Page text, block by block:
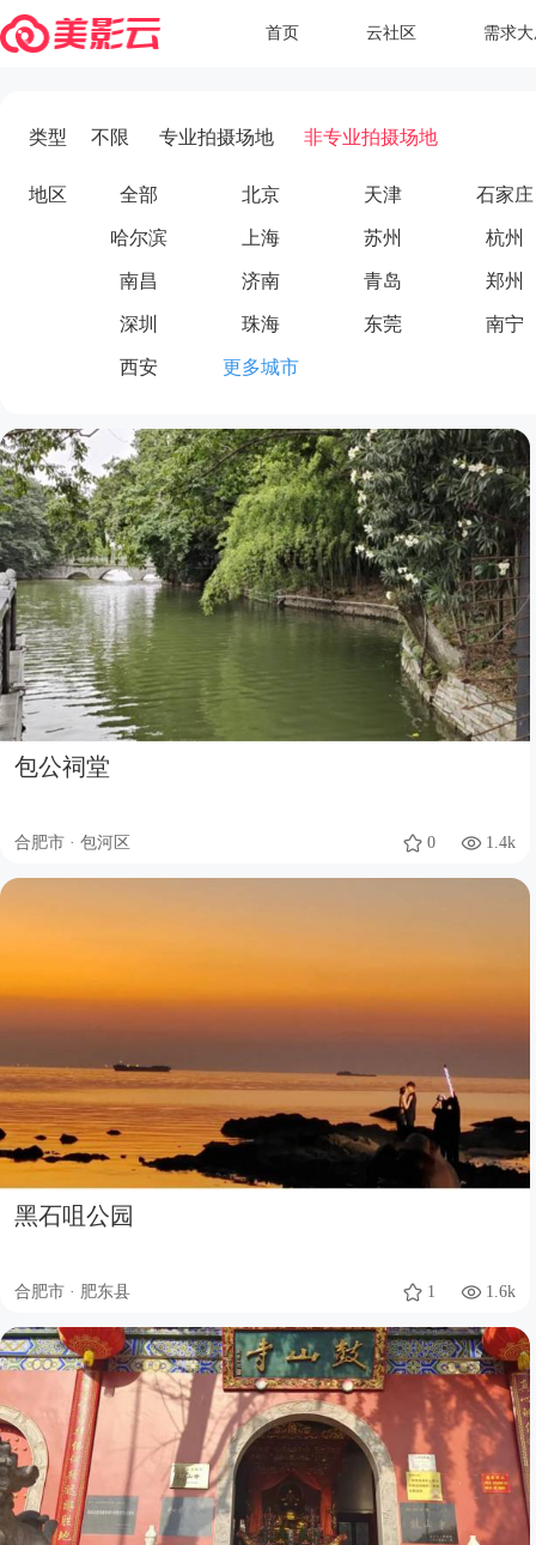
首页 云社区 需求
类型 不限 专业拍摄场地 非专业拍摄场地
地区 全部 北京 天津 石家庄
哈尔滨 上海 苏州 杭州
南昌 济南 青岛 郑州
深圳 珠海 东莞 南宁
西安 更多城市
包公祠堂
合肥市 · 包河区 0 1.4k
黑石咀公园
合肥市 · 肥东县 1 1.6k